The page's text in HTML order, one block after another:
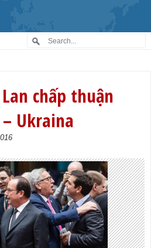
chấp thuận
Ukraina